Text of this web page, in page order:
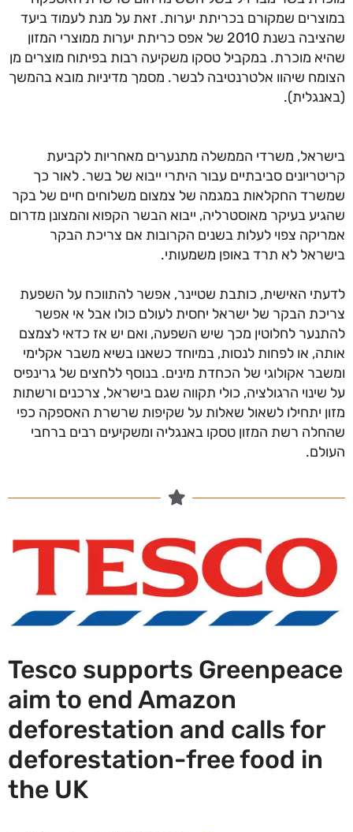
שמקורם בכריתת יערות. זאת על מנת לעמוד ביעד
שהציבה בשנת 2010 של אפס כריתת יערות ממוצרי המזון
מוכרת. במקביל טסקו משקיעה רבות בפיתוח מוצרים מן
שיהוו אלטרנטיבה לבשר. מסמך מדיניות מובא בהמשך
משרדי הממשלה מתנערים מאחריות לקביעת
סביבתיים עבור היתרי ייבוא של בשר. לאור כך
החקלאות במגמה של צמצום משלוחים חיים של בקר
בעיקר מאוסטרליה, ייבוא הבשר הקפוא והמצונן מדרום
צפוי לעלות בשנים הקרובות אם צריכת הבקר
לא תרד באופן משמעותי.
האישית, כותבת שטיינר, אפשר להתווכח על השפעת
הבקר של ישראל יחסית לעולם כולו אבל אי אפשר
לחלוטין מכך שיש השפעה, ואם יש אז כדאי לצמצם
או לפחות לנסות, במיוחד כשאנו בשיא משבר אקלימי
אקולוגי של הכחדת מינים. בנוסף ללחצים של גרינפיס
הרגולציה, כולי תקווה שגם בישראל, צרכנים ורשתות
יתחילו לשאול שאלות על שקיפות שרשרת האספקה כפי
רשת המזון טסקו באנגליה ומשקיעים רבים ברחבי
Tesco supports
aim to end Amazon
deforestation and calls for
deforestation-free food in
the UK